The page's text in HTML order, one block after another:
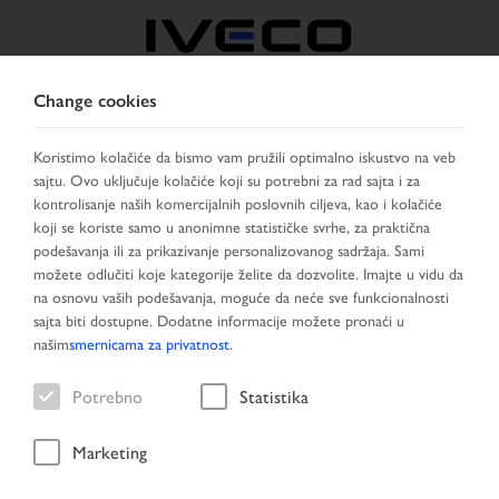
IZABRATI ZEMLJU PROMENITI JEZIK
Toggle
navigation
MENU
Vozilo
Change cookies
Koristimo kolačiće da bismo vam pružili optimalno iskustvo na veb
sajtu. Ovo uključuje kolačiće koji su potrebni za rad sajta i za
kontrolisanje naših komercijalnih poslovnih ciljeva, kao i kolačiće
koji se koriste samo u anonimne statističke svrhe, za praktična
podešavanja ili za prikazivanje personalizovanog sadržaja. Sami
možete odlučiti koje kategorije želite da dozvolite. Imajte u vidu da
na osnovu vaših podešavanja, moguće da neće sve funkcionalnosti
sajta biti dostupne. Dodatne informacije možete pronaći u
našimsmernicama za privatnost.
Potrebno Statistika
Marketing